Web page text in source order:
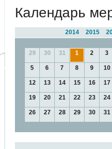
Календарь
2015
2014
29 30 31 1 2 3
5 6 7 8 9 10
12 13 14 15 16 17
19 20 21 22 23 24
26 27 28 29 30 31